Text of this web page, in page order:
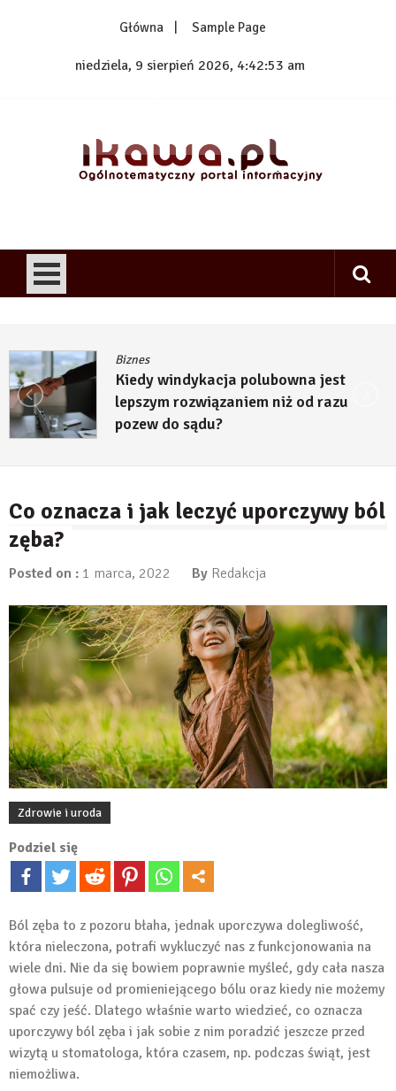
Główna Sample Page
niedziela, 9 sierpień 2026, 4:42:54 am
Biznes
Kiedy windykacja polubowna jest
lepszym rozwiązaniem niż od razu
pozew do sądu?
Co oznacza i jak leczyć uporczywy ból
zęba?
Posted on : 1 marca, 2022 By Redakcja
Zdrowie i uroda
Podziel się
Ból zęba to z pozoru błaha, jednak uporczywa dolegliwość,
która nieleczona, potrafi wykluczyć nas z funkcjonowania na
wiele dni. Nie da się bowiem poprawnie myśleć, gdy cała nasza
głowa pulsuje od promieniejącego bólu oraz kiedy nie możemy
spać czy jeść. Dlatego właśnie warto wiedzieć, co oznacza
uporczywy ból zęba i jak sobie z nim poradzić jeszcze przed
wizytą u stomatologa, która czasem, np. podczas świąt, jest
niemożliwa.